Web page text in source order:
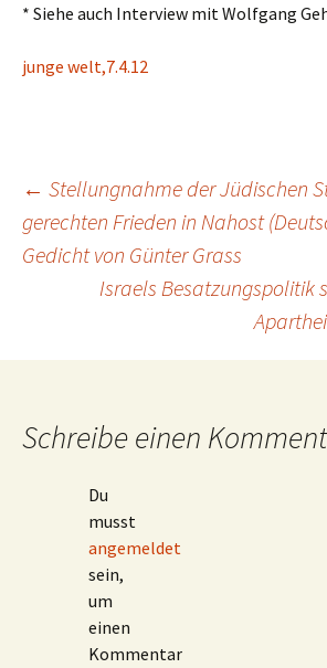
* Siehe auch Interview mit Wolfgang
junge welt,7.4.12
← Stellungnahme der Jüdischen
gerechten Frieden in Nahost
Gedicht von Günter Grass
Israels Besatzungspolitik
Schreibe einen
Du
musst
angemeldet
sein,
um
einen
Kommentar